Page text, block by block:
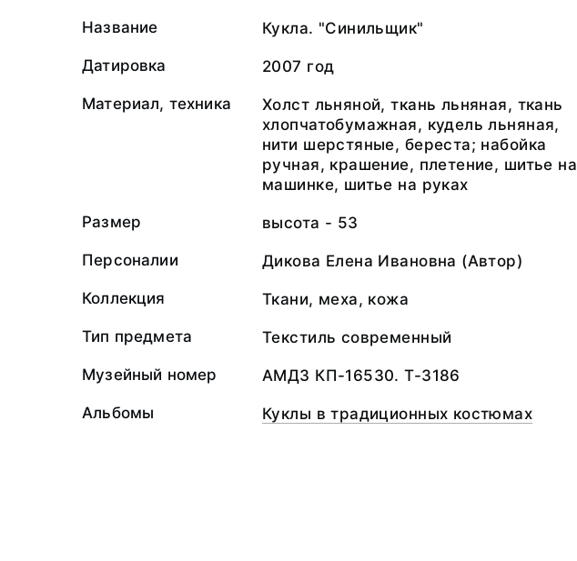
Название Кукла. "Синильщик"
Датировка 2007 год
Материал, техника
Холст льняной, ткань льняная, ткань
хлопчатобумажная, кудель льняная,
нити шерстяные, береста; набойка
ручная, крашение, плетение, шитье на
машинке, шитье на руках
Размер высота - 53
Персоналии Дикова Елена Ивановна (Автор)
Коллекция Ткани, меха, кожа
Тип предмета Текстиль современный
Музейный номер АМДЗ КП-16530. Т-3186
Альбомы Куклы в традиционных костюмах